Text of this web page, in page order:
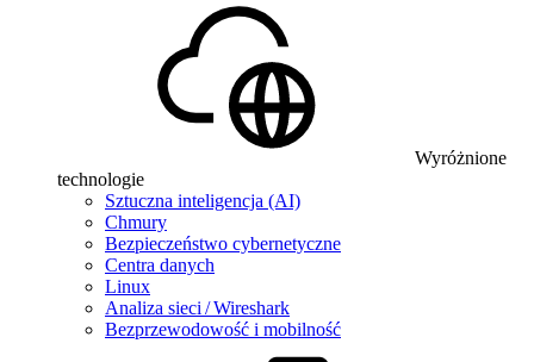
Wyróżnione
technologie
Sztuczna inteligencja (AI)
Chmury
Bezpieczeństwo cybernetyczne
Centra danych
Linux
Analiza sieci / Wireshark
Bezprzewodowość i mobilność